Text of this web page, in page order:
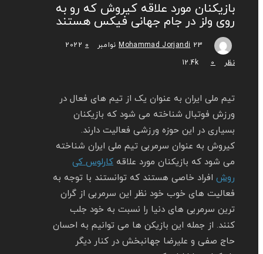
بازیکنان مورد علاقه کیروش که رو به
روی ولز در جام جهانی فیکس هستند
Mohammad Jorjandi 23 نوامبر 2022
۰
0
12.4k
تیم ملی ایران به عنوان یک از تیم های فعال در
ورزش فوتبال شناخته می‌ شود که بازیکنان
بسیاری در این حوزه ورزشی فعالیت دارند.
کیروش به عنوان سرمربی تیم ملی ایران شناخته
می‌ شود که بازیکنان مورد علاقهکارلوس کی
افراد خاصی هستند که توانستند با توجه به
فعالیت های خوب خود نظر این سرمربی از گران
ترین سرمربی های دنیا را نسبت به خود جلب
کنند. از جمله این بازیکن ها می توانیم به احسان
حاج صفی و علیرضا جهانبخش در کنار دیگر